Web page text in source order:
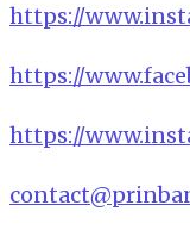
https://
https://
https://